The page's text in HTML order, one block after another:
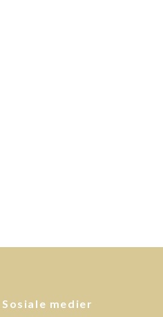
Sosiale medier